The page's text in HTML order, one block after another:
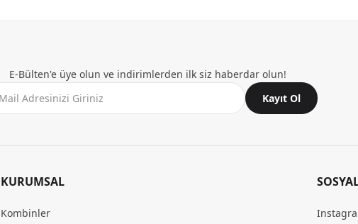
E-Bülten'e üye olun ve indirimlerden ilk siz haberdar olun!
Kayıt Ol
KURUMSAL
Kombinler